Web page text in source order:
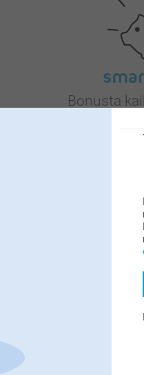
Bonusta
Etsitkö